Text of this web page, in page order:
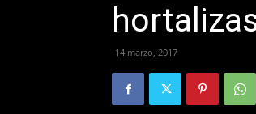
14 marzo, 2017